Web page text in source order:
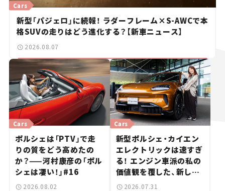
新型「パジェロ」に続報！ ラダーフレーム×S-AWCで本
格SUVの走りはどう進化する？【新車ニュース】
Cars
2026.08.07
ポルシェは「PTV」で走
りの質をどう高めたの
か？——河村康彦の「ポル
シェは凄い！」#16
Cars
2026.08.02
新型ポルシェ・カイエン
エレクトリックは速すぎ
る！ エンジン車派の私の
価値観を覆した、新しい
ポルシェの走り。
Cars
2026.07.31